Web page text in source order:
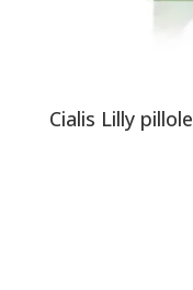
Cialis Lilly pillole